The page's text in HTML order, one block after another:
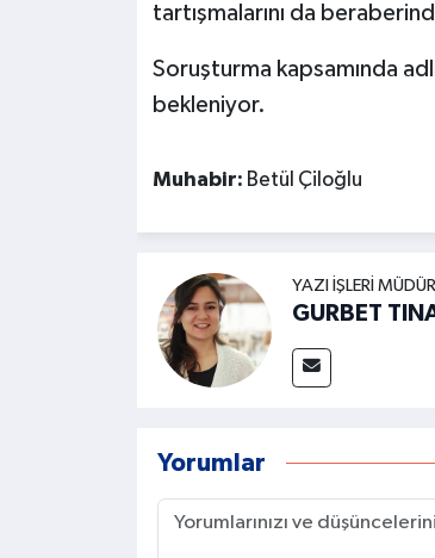
tartışmalarını da
Soruşturma kapsamında
bekleniyor.
Muhabir: Betül Çiloğlu
YAZI İŞLERI
GURBET
Yorumlar